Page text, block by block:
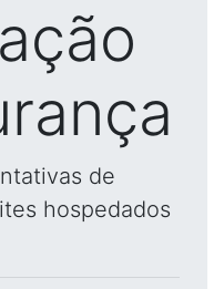
de
hospedados